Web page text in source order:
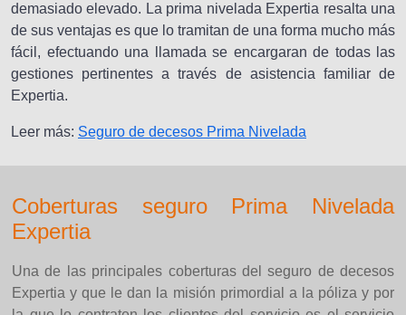
demasiado elevado. La prima nivelada Expertia resalta una
de sus ventajas es que lo tramitan de una forma mucho más
fácil, efectuando una llamada se encargaran de todas las
gestiones pertinentes a través de asistencia familiar de
Expertia.
Leer más: Seguro de decesos Prima Nivelada
Coberturas seguro Prima Nivelada
Expertia
Una de las principales coberturas del seguro de decesos
Expertia y que le dan la misión primordial a la póliza y por